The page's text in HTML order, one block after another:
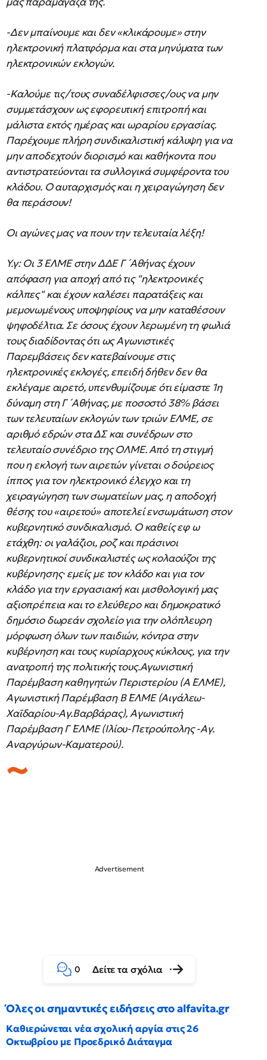
-Δεν μπαίνουμε και δεν «κλικάρουμε» στην
ηλεκτρονική πλατφόρμα και στα μηνύματα των
ηλεκτρονικών εκλογών.
-Καλούμε τις/τους συναδέλφισσες/ους να μην
συμμετάσχουν ως εφορευτική επιτροπή και
μάλιστα εκτός ημέρας και ωραρίου εργασίας.
Παρέχουμε πλήρη συνδικαλιστική κάλυψη για να
μην αποδεχτούν διορισμό και καθήκοντα που
αντιστρατεύονται τα συλλογικά συμφέροντα του
κλάδου. Ο αυταρχισμός και η χειραγώγηση δεν
θα περάσουν!
Οι αγώνες μας να πουν την τελευταία λέξη!
Υ.γ: Οι 3 ΕΛΜΕ στην ΔΔΕ Γ ́ Αθήνας έχουν
απόφαση για αποχή από τις "ηλεκτρονικές
κάλπες" και έχουν καλέσει παρατάξεις και
μεμονωμένους υποψηφίους να μην καταθέσουν
ψηφοδέλτια. Σε όσους έχουν λερωμένη τη φωλιά
τους διαδίδοντας ότι ως Αγωνιστικές
Παρεμβάσεις δεν κατεβαίνουμε στις
ηλεκτρονικές εκλογές, επειδή δήθεν δεν θα
εκλέγαμε αιρετό, υπενθυμίζουμε ότι είμαστε 1η
δύναμη στη Γ ́ Αθήνας, με ποσοστό 38% βάσει
των τελευταίων εκλογών των τριών ΕΛΜΕ, σε
αριθμό εδρών στα ΔΣ και συνέδρων στο
τελευταίο συνέδριο της ΟΛΜΕ. Από τη στιγμή
που η εκλογή των αιρετών γίνεται ο δούρειος
ίππος για τον ηλεκτρονικό έλεγχο και τη
χειραγώγηση των σωματείων μας, η αποδοχή
θέσης του «αιρετού» αποτελεί ενσωμάτωση στον
κυβερνητικό συνδικαλισμό. Ο καθείς εφ ω
ετάχθη: οι γαλάζιοι, ροζ και πράσινοι
κυβερνητικοί συνδικαλιστές ως κολαούζοι της
κυβέρνησης· εμείς με τον κλάδο και για τον
κλάδο για την εργασιακή και μισθολογική μας
αξιοπρέπεια και το ελεύθερο και δημοκρατικό
δημόσιο δωρεάν σχολείο για την ολόπλευρη
μόρφωση όλων των παιδιών, κόντρα στην
κυβέρνηση και τους κυρίαρχους κύκλους, για την
ανατροπή της πολιτικής τους.Αγωνιστική
Παρέμβαση καθηγητών Περιστερίου (Α ́ΕΛΜΕ),
Αγωνιστική Παρέμβαση Β ́ΕΛΜΕ (Αιγάλεω-
Χαϊδαρίου-Αγ.Βαρβάρας), Αγωνιστική
Παρέμβαση Γ ́ΕΛΜΕ (Ιλίου-Πετρούπολης -Αγ.
Αναργύρων-Καματερού).
0 Δείτε τα σχόλια
Όλες οι σημαντικές ειδήσεις στο alfavita.gr
Καθιερώνεται νέα σχολική αργία στις 26
Οκτωβρίου με Προεδρικό Διάταγμα